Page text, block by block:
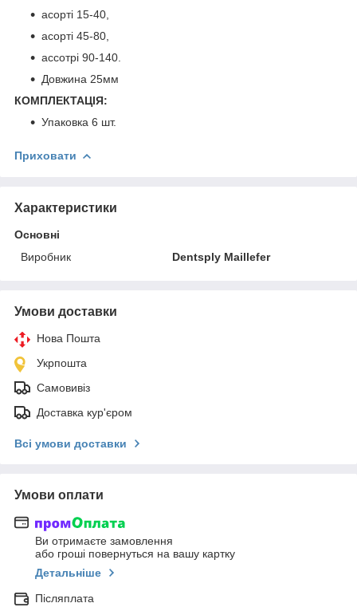
асорті 15-40,
асорті 45-80,
ассотрі 90-140.
Довжина 25мм
КОМПЛЕКТАЦІЯ:
Упаковка 6 шт.
Приховати
Характеристики
Основні
Виробник
Dentsply Maillefer
Умови доставки
Нова Пошта
Укрпошта
Самовивіз
Доставка кур'єром
Всі умови доставки
Умови оплати
Ви отримаєте замовлення
або гроші повернуться на вашу картку
Детальніше
Післяплата